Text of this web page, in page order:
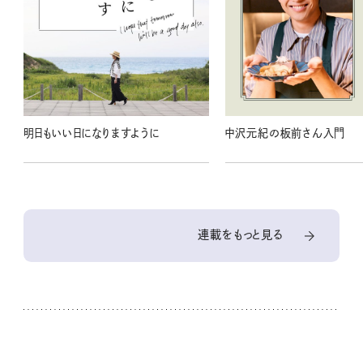
明日もいい日になりますように 中沢元紀の板前さん入門
連載をもっと見る